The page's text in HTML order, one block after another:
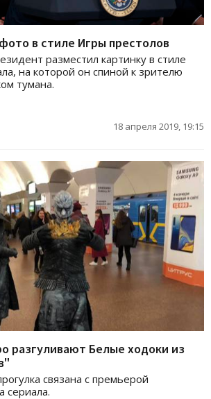
в стиле Игры престолов
разместил картинку в стиле
на которой он спиной к зрителю
тумана.
18 апреля 2019, 19:15
разгуливают Белые ходоки из
связана с премьерой
сериала.